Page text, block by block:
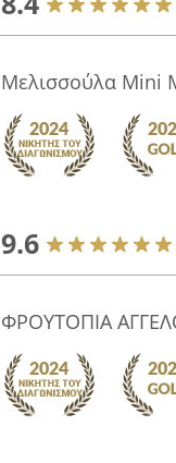
Μελισσούλα Mini
9.6
ΦΡΟΥΤΟΠΙΑ